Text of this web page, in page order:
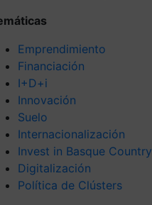
Emprendimiento
Financiación
I+D+i
Innovación
Suelo
Internacionalización
Invest in Basque Country
Digitalización
Política de Clústers